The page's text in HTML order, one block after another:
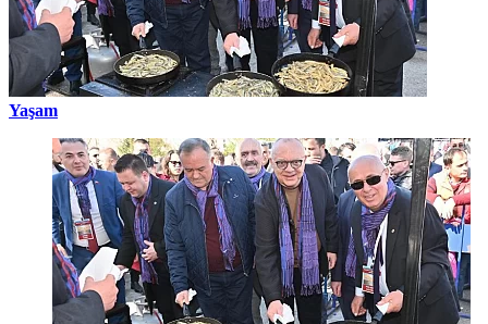
Yaşam